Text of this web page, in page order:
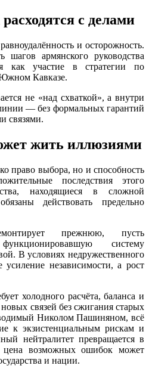
с делами
и осторожность.
шагов армянского руководства
как участие в стратегии по
Кавказе.
не «над схваткой», а внутри
— без формальных гарантий
связями.
жить иллюзиями
право выбора, но и способность
последствия этого
находящиеся в сложной
действовать предельно
прежнюю, пусть
систему
В условиях недружественного
усиление независимости, а рост
холодного расчёта, баланса и
связей без сжигания старых
Николом Пашиняном, всё
к экзистенциальным рискам и
нейтралитет превращается в
цена возможных ошибок может
и нации.